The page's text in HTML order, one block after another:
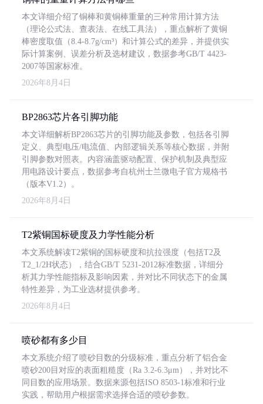
本文详细介绍了铜棒和黄铜棒重量的三种常用计算方法
（理论公式法、查表法、在线工具法），重点解析了黄铜
棒密度取值（8.4-8.7g/cm³）和计算公式的差异，并提供实
际计算案例、误差分析及选材建议，数据参考GB/T 4423-
2007等国家标准。
2026年8月4日
BP2863芯片各引脚功能
本文详细解析BP2863芯片的引脚功能及参数，包括各引脚
定义、典型电压/电流值、内部逻辑关系等核心数据，并附
引脚参数对照表。内容涵盖驱动配置、保护机制及典型应
用电路设计要点，数据参考自杭州士兰微电子官方规格书
（版本V1.2）。
2026年8月4日
T2紫铜国标硬度及力学性能分析
本文系统解读T2紫铜的国标硬度和抗拉强度（包括T2及
T2_1/2H状态），结合GB/T 5231-2012标准数据，详细分
析其力学性能指标及影响因素，并对比不同状态下的金属
特性差异，为工业选材提供参考。
2026年8月4日
喷砂都有多少目
本文系统介绍了喷砂目数的分级标准，重点分析了铝合金
喷砂200目对应的表面粗糙度（Ra 3.2-6.3μm），并对比不
同目数的应用场景。数据来源包括ISO 8503-1标准和行业
实践，帮助用户根据需求选择合适的喷砂参数。